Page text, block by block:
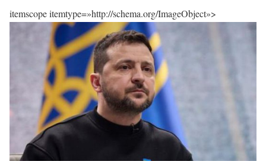
itemscope itemtype=»http://schema.org/ImageObject»>